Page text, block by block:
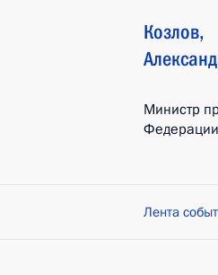
Козлов,
Министр
Федерации
Лента